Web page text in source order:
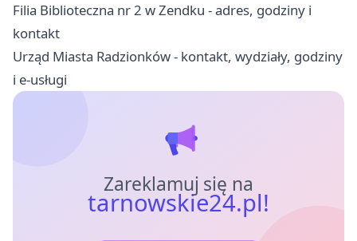
Filia Biblioteczna nr 2 w Zendku - adres, godziny i
kontakt
Urząd Miasta Radzionków - kontakt, wydziały, godziny
i e-usługi
Zareklamuj się na
tarnowskie24.pl!